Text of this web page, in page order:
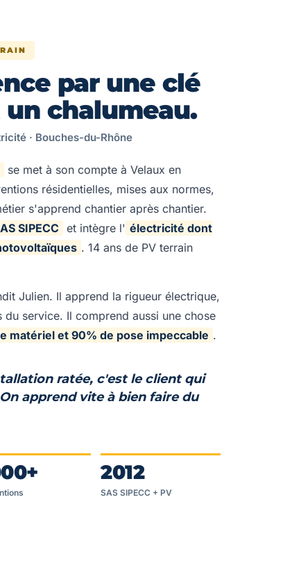
par une clé
chalumeau.
· Bouches-du-Rhône
se met à son compte à Velaux en
résidentielles, mises aux normes,
s'apprend chantier après chantier.
SIPECC et intègre l' électricité dont
. 14 ans de PV terrain
Julien. Il apprend la rigueur électrique,
du service. Il comprend aussi une chose
matériel et 90% de pose impeccable .
ratée, c'est le client qui
apprend vite à bien faire du
2012
SAS SIPECC + PV